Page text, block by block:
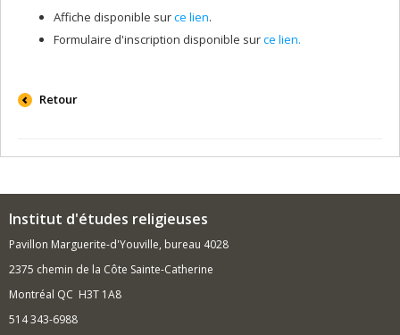
Affiche disponible surce lien.
Formulaire d'inscription disponible surce lien.
Retour
Institut d'études religieuses
Pavillon Marguerite-d'Youville, bureau 4028
2375 chemin de la Côte Sainte-Catherine
Montréal QC H3T 1A8
514 343-6988